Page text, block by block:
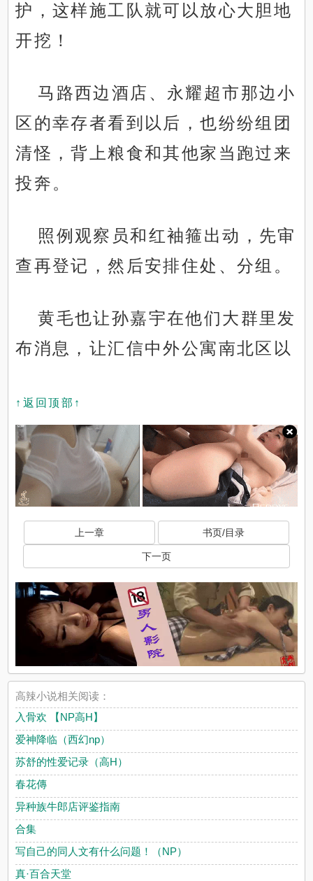
护，这样施工队就可以放心大胆地
开挖！
马路西边酒店、永耀超市那边小
区的幸存者看到以后，也纷纷组团
清怪，背上粮食和其他家当跑过来
投奔。
照例观察员和红袖箍出动，先审
查再登记，然后安排住处、分组。
黄毛也让孙嘉宇在他们大群里发
布消息，让汇信中外公寓南北区以
↑返回顶部↑
上一章 书页/目录
下一页
高辣小说相关阅读：
入骨欢 【NP高H】
爱神降临（西幻np）
苏舒的性爱记录（高H）
春花傳
异种族牛郎店评鉴指南
合集
写自己的同人文有什么问题！（NP）
真·百合天堂